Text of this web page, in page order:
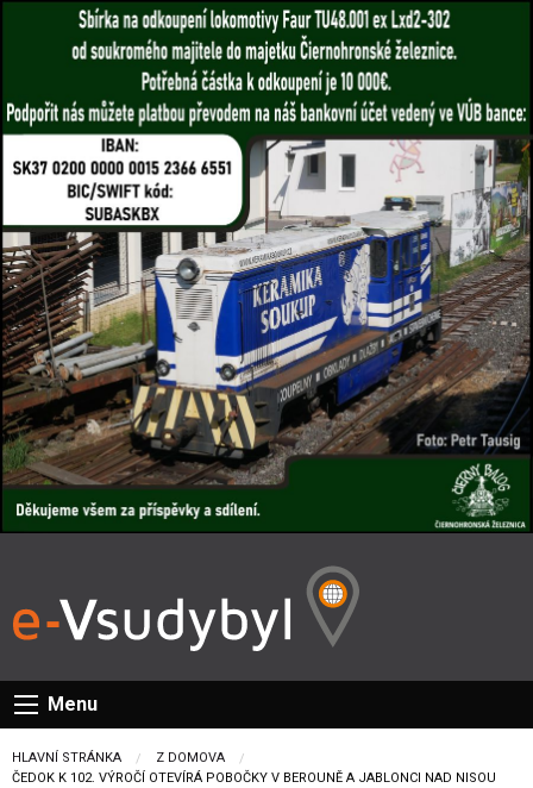
Menu
HLAVNÍ STRÁNKA
Z DOMOVA
CURRENT:
ČEDOK K 102. VÝROČÍ OTEVÍRÁ POBOČKY V BEROUNĚ A JABLONCI NAD NISOU